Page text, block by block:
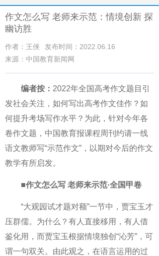
作文怎么写 老师来示范：情境创新 探
幽访胜
作者：王侠
发布时间：2022.06.16
来源：中国教育新闻网
编者按： 2022年全国高考作文题目引
发社会关注，如何写出高考作文佳作？如
何提升考场写作水平？为此，针对今年各
卷作文题，中国教育报课程周刊约请一线
语文教师写“示范作文”，以期对今后的作文
教学有所启发。
■作文怎么写 老师来示范·全国甲卷
“大观园试才题对额”一节中，贾宝玉才
压群儒。为什么？有人直接移用，有人借
鉴化用，而贾宝玉根据情境独创“沁芳”，可
谓一句双关。由此观之，在语言运用的过